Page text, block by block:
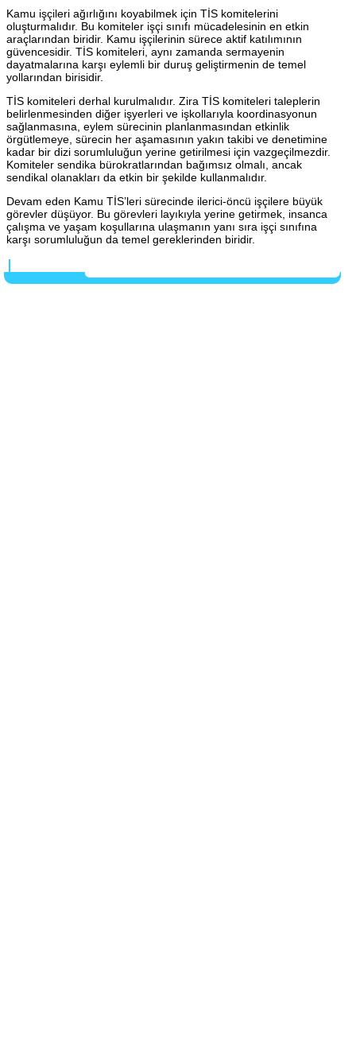
Kamu işçileri ağırlığını koyabilmek için TİS komitelerini
oluşturmalıdır. Bu komiteler işçi sınıfı mücadelesinin en etkin
araçlarından biridir. Kamu işçilerinin sürece aktif katılımının
güvencesidir. TİS komiteleri, aynı zamanda sermayenin
dayatmalarına karşı eylemli bir duruş geliştirmenin de temel
yollarından birisidir.
TİS komiteleri derhal kurulmalıdır. Zira TİS komiteleri taleplerin
belirlenmesinden diğer işyerleri ve işkollarıyla koordinasyonun
sağlanmasına, eylem sürecinin planlanmasından etkinlik
örgütlemeye, sürecin her aşamasının yakın takibi ve denetimine
kadar bir dizi sorumluluğun yerine getirilmesi için vazgeçilmezdir.
Komiteler sendika bürokratlarından bağımsız olmalı, ancak
sendikal olanakları da etkin bir şekilde kullanmalıdır.
Devam eden Kamu TİS’leri sürecinde ilerici-öncü işçilere büyük
görevler düşüyor. Bu görevleri layıkıyla yerine getirmek, insanca
çalışma ve yaşam koşullarına ulaşmanın yanı sıra işçi sınıfına
karşı sorumluluğun da temel gereklerinden biridir.